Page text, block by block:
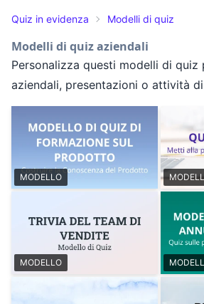
Quiz in evidenza Modelli di quiz
Modelli di quiz aziendali
Personalizza questi modelli di quiz
aziendali, presentazioni o attività
MODELLO
MODELLO